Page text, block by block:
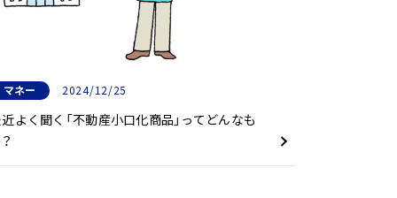
マネー 2024/12/25
よく聞く「不動産小口化商品」ってどんなも